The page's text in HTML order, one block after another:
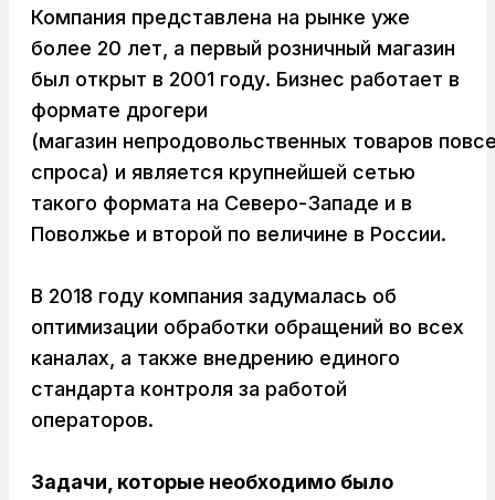
Компания представлена на рынке уже
более 20 лет, а первый розничный магазин
был открыт в 2001 году. Бизнес работает в
формате дрогери
(магазин непродовольственных товаров
спроса) и является крупнейшей сетью
такого формата на Северо-Западе и в
Поволжье и второй по величине в России.
В 2018 году компания задумалась об
оптимизации обработки обращений во всех
каналах, а также внедрению единого
стандарта контроля за работой
операторов.
Задачи, которые необходимо было